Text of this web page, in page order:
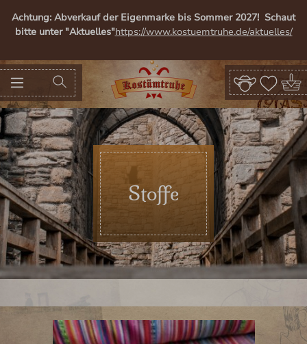
springen
Achtung: Abverkauf der Eigenmarke bis Sommer 2027! Schaut
bitte unter "Aktuelles"https://www.kostuemtruhe.de/aktuelles/
Stoffe